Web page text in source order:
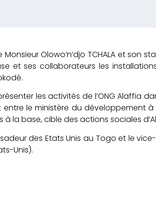
Olowo’n’djo TCHALA et son
ses collaborateurs les installations
les activités de l’ONG Alaffia
le ministère du développement
la base, cible des actions sociales
des Etats Unis au Togo et le
Unis).